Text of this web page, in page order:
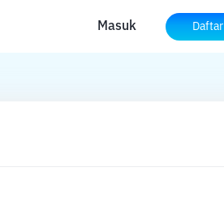
Masuk Daftar